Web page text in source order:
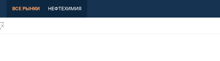
ВСЕ РЫНКИ НЕФТЕХИМИЯ